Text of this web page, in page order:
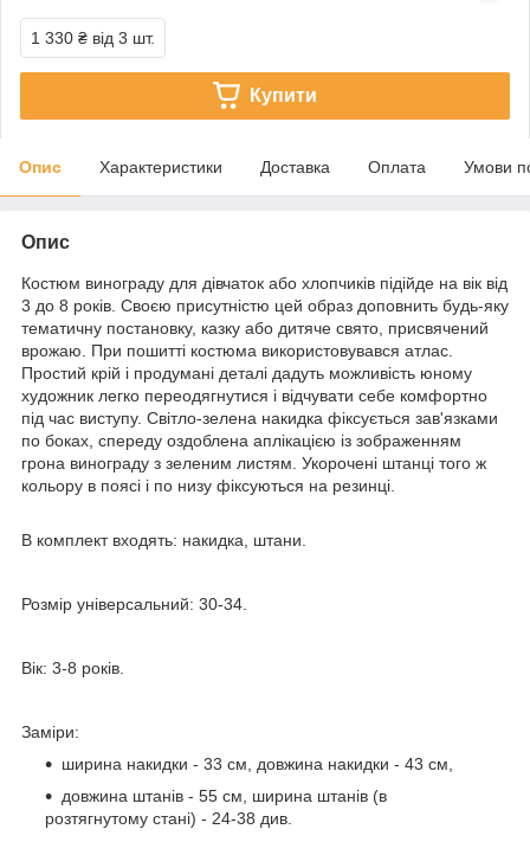
1 330 ₴ від 3 шт.
Купити
Опис Характеристики Доставка Оплата Умови
Опис
Костюм винограду для дівчаток або хлопчиків підійде на вік від
3 до 8 років. Своєю присутністю цей образ доповнить будь-яку
тематичну постановку, казку або дитяче свято, присвячений
врожаю. При пошитті костюма використовувався атлас.
Простий крій і продумані деталі дадуть можливість юному
художник легко переодягнутися і відчувати себе комфортно
під час виступу. Світло-зелена накидка фіксується зав'язками
по боках, спереду оздоблена аплікацією із зображенням
грона винограду з зеленим листям. Укорочені штанці того ж
кольору в поясі і по низу фіксуються на резинці.
В комплект входять: накидка, штани.
Розмір універсальний: 30-34.
Вік: 3-8 років.
Заміри:
ширина накидки - 33 см, довжина накидки - 43 см,
довжина штанів - 55 см, ширина штанів (в
розтягнутому стані) - 24-38 див.